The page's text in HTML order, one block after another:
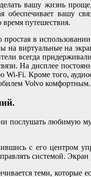
вашу жизнь
обеспечивает вашу
путешествия.
простая в
виртуальные на
всегда
На дисплее
Fi. Кроме того,
Volvo комфортным.
послушать любимую
с его центром
системой.
теми, которые